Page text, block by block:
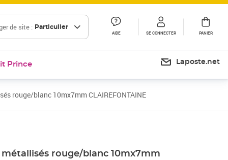
de site : Particulier
AIDE SE CONNECTER PANIER
Prince Laposte.net
rouge/blanc 10mx7mm CLAIREFONTAINE
rouge/blanc 10mx7mm